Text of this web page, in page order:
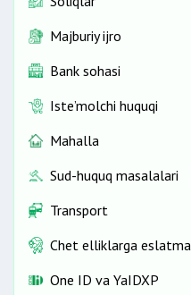
Majburiy ijro
Bank sohasi
Iste’molchi huquqi
Mahalla
Sud-huquq masalalari
Transport
Chet elliklarga eslatma
One ID vа YaIDXP